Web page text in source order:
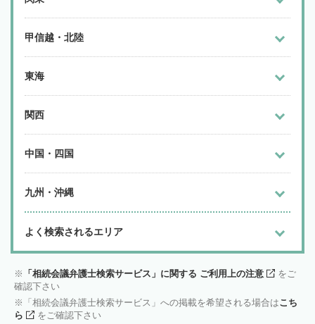
甲信越・北陸
東海
関西
中国・四国
九州・沖縄
よく検索されるエリア
「相続会議弁護士検索サービス」に関する ご利用上の注意
をご
確認下さい
「相続会議弁護士検索サービス」への掲載を希望される場合はこち
ら
をご確認下さい